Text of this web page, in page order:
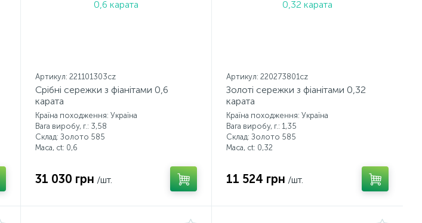
Артикул: 221101303cz
Срібні сережки з фіанітами 0,6
карата
Країна походження: Україна
Вага виробу, г.: 3,58
Склад: Золото 585
Маса, ct: 0,6
31 030 грн /шт.
Артикул: 220273801cz
Золоті сережки з фіанітами 0,32
карата
Країна походження: Україна
Вага виробу, г.: 1,35
Склад: Золото 585
Маса, ct: 0,32
11 524 грн /шт.